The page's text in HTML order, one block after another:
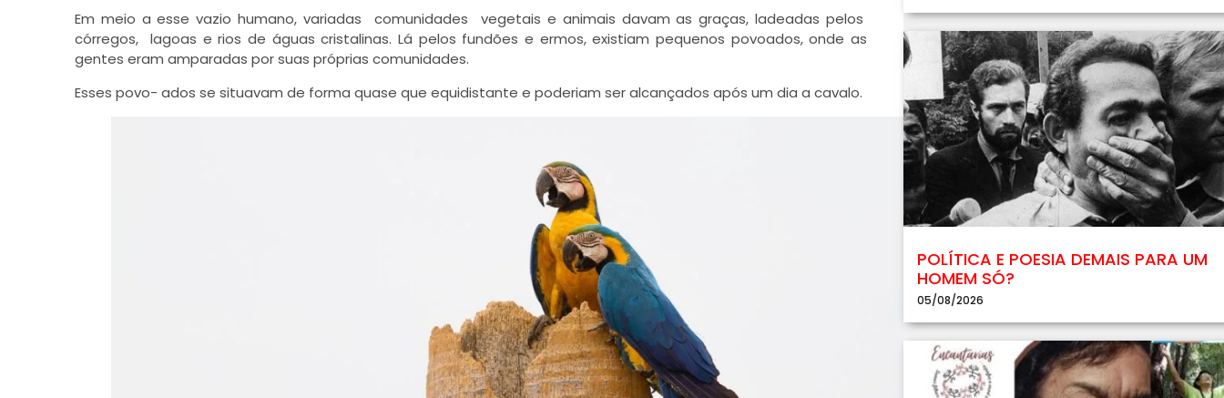
Em meio a esse vazio humano, variadas comunidades vegetais e animais davam as graças, ladeadas pelos
córregos, lagoas e rios de águas cristalinas. Lá pelos fundões e ermos, existiam pequenos povoados, onde as
gentes eram amparadas por suas próprias comunidades.
Esses povo- ados se situavam de forma quase que equidistante e poderiam ser alcançados após um dia a cavalo.
POLÍTICA E POESIA DEMAIS PARA UM
HOMEM SÓ?
05/08/2026